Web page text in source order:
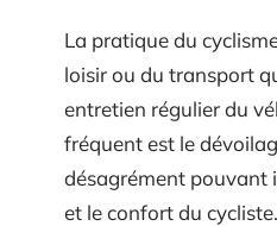
La pratique du
loisir ou du transport
entretien régulier du
fréquent est le
désagrément pouvant
et le confort du